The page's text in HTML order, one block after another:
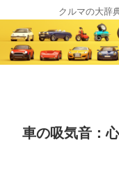
クルマの大辞
車の吸気音：